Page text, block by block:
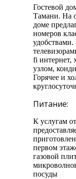
Гостевой
Тамани. На
доме
номеров
fi интернет,
узлом,
Горячее и
Питание:
К услугам
первом
газовой
посуды